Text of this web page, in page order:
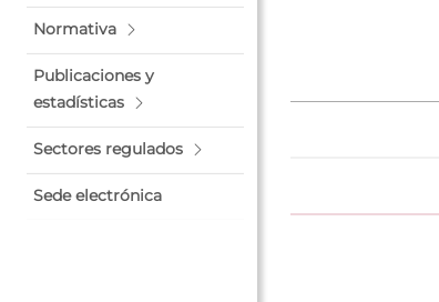
Normativa
Publicaciones y
estadísticas
Sectores regulados
Sede electrónica